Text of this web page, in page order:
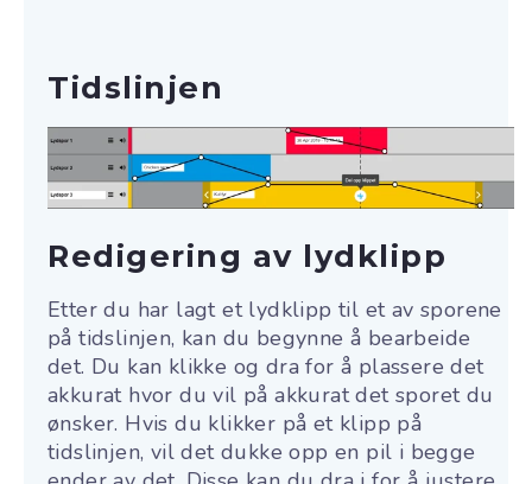
Tidslinjen
Redigering av lydklipp
Etter du har lagt et lydklipp til et av sporene
på tidslinjen, kan du begynne å bearbeide
det. Du kan klikke og dra for å plassere det
akkurat hvor du vil på akkurat det sporet du
ønsker. Hvis du klikker på et klipp på
tidslinjen, vil det dukke opp en pil i begge